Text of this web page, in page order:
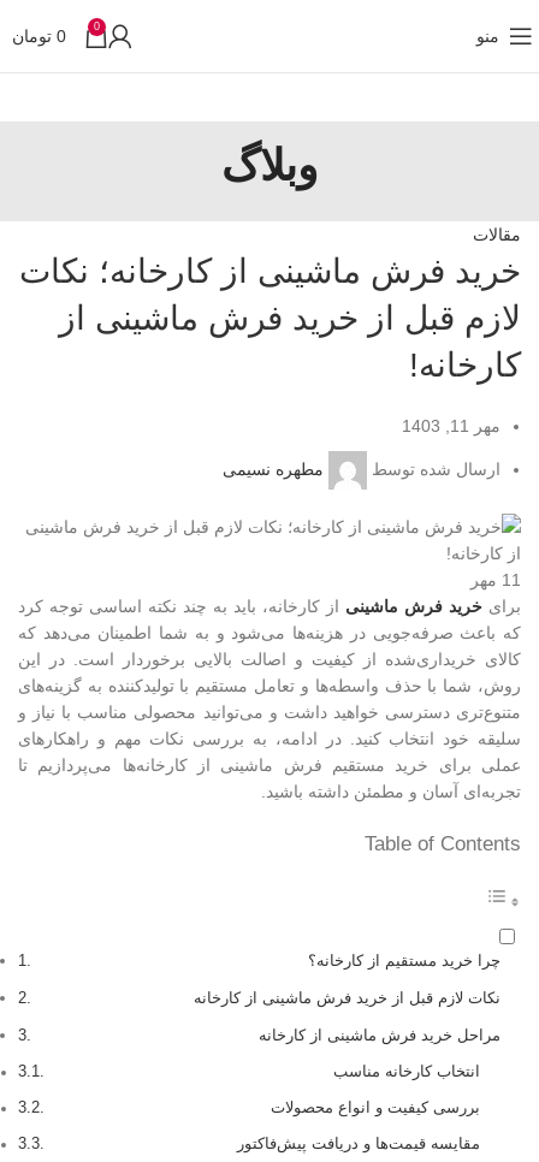
منو 0
0 تومان
وبلاگ
مقالات
خرید فرش ماشینی از کارخانه؛ نکات
لازم قبل از خرید فرش ماشینی از
کارخانه!
مهر 11, 1403
ارسال شده توسط مطهره نسیمی
11 مهر
برای خرید فرش ماشینی از کارخانه، باید به چند نکته اساسی توجه کرد
که باعث صرفه‌جویی در هزینه‌ها می‌شود و به شما اطمینان می‌دهد که
کالای خریداری‌شده از کیفیت و اصالت بالایی برخوردار است. در این
روش، شما با حذف واسطه‌ها و تعامل مستقیم با تولیدکننده به گزینه‌های
متنوع‌تری دسترسی خواهید داشت و می‌توانید محصولی مناسب با نیاز و
سلیقه خود انتخاب کنید. در ادامه، به بررسی نکات مهم و راهکارهای
عملی برای خرید مستقیم فرش ماشینی از کارخانه‌ها می‌پردازیم تا
تجربه‌ای آسان و مطمئن داشته باشید.
Table of Contents
چرا خرید مستقیم از کارخانه؟
نکات لازم قبل از خرید فرش ماشینی از کارخانه
مراحل خرید فرش ماشینی از کارخانه
انتخاب کارخانه مناسب
بررسی کیفیت و انواع محصولات
مقایسه قیمت‌ها و دریافت پیش‌فاکتور